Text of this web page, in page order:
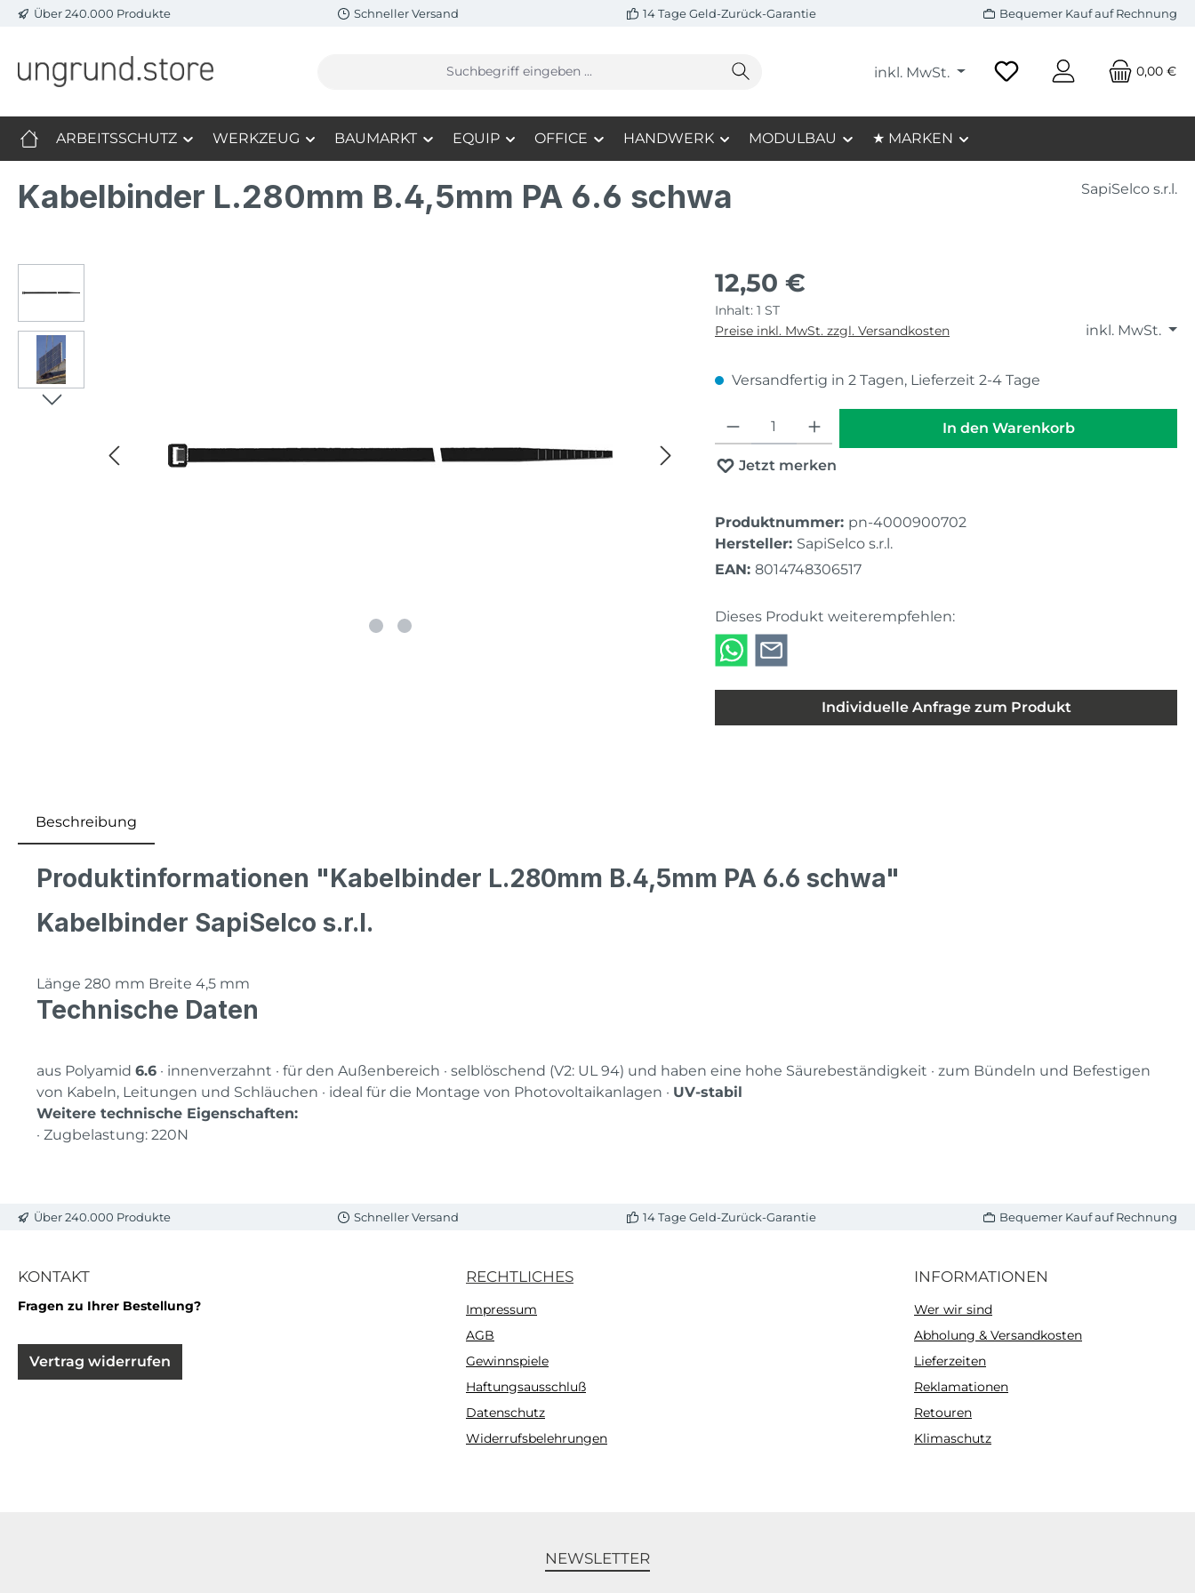
Hauptinhalt springen
Zur Suche springen
Zur Hauptnavigation springen
Über 240.000 Produkte Schneller Versand 14 Tage Geld-Zurück-Garantie Bequemer Kauf auf Rechnung
inkl. MwSt. 0,00 €
ARBEITSSCHUTZ WERKZEUG BAUMARKT EQUIP OFFICE HANDWERK MODULBAU ★ MARKEN
Kabelbinder L.280mm B.4,5mm PA 6.6 schwa SapiSelco s.r.l.
12,50 €
Inhalt: 1 ST
inkl. MwSt.
Preise inkl. MwSt. zzgl. Versandkosten
Versandfertig in 2 Tagen, Lieferzeit 2-4 Tage
Produkt Anzahl: Gib den gewünschten Wert ein oder benutze die
In den Warenkorb
Jetzt merken
Produktnummer: pn-4000900702
Hersteller: SapiSelco s.r.l.
EAN: 8014748306517
Dieses Produkt weiterempfehlen:
Individuelle Anfrage zum Produkt
Beschreibung
Produktinformationen "Kabelbinder L.280mm B.4,5mm PA 6.6 schwa"
Kabelbinder SapiSelco s.r.l.
Länge 280 mm Breite 4,5 mm
Technische Daten
aus Polyamid 6.6 · innenverzahnt · für den Außenbereich · selblöschend (V2: UL 94) und haben eine hohe Säurebeständigkeit · zum Bündeln und Befestigen
von Kabeln, Leitungen und Schläuchen · ideal für die Montage von Photovoltaikanlagen · UV-stabil
Weitere technische Eigenschaften:
· Zugbelastung: 220N
Über 240.000 Produkte Schneller Versand 14 Tage Geld-Zurück-Garantie Bequemer Kauf auf Rechnung
KONTAKT
Fragen zu Ihrer Bestellung?
Vertrag widerrufen
RECHTLICHES
Impressum
AGB
Gewinnspiele
Haftungsausschluß
Datenschutz
Widerrufsbelehrungen
INFORMATIONEN
Wer wir sind
Abholung & Versandkosten
Lieferzeiten
Reklamationen
Retouren
Klimaschutz
NEWSLETTER